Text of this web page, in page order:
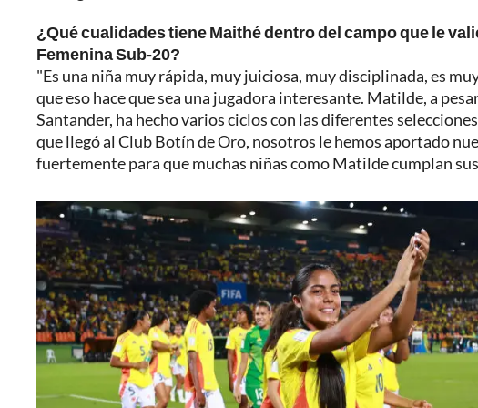
¿Qué cualidades tiene Maithé dentro del campo que le
Femenina Sub-20?
"Es una niña muy rápida, muy juiciosa, muy disciplinada, es
que eso hace que sea una jugadora interesante. Matilde, a
Santander, ha hecho varios ciclos con las diferentes
que llegó al Club Botín de Oro, nosotros le hemos aportado
fuertemente para que muchas niñas como Matilde cumplan